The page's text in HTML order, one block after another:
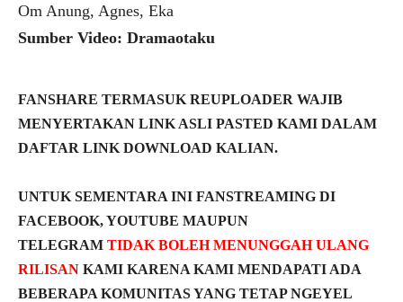
Om Anung, Agnes, Eka
Sumber Video: Dramaotaku
FANSHARE TERMASUK REUPLOADER WAJIB
MENYERTAKAN LINK ASLI PASTED KAMI DALAM
DAFTAR LINK DOWNLOAD KALIAN.
UNTUK SEMENTARA INI FANSTREAMING DI
FACEBOOK, YOUTUBE MAUPUN
TELEGRAM TIDAK BOLEH MENUNGGAH ULANG
RILISAN KAMI KARENA KAMI MENDAPATI ADA
BEBERAPA KOMUNITAS YANG TETAP NGEYEL